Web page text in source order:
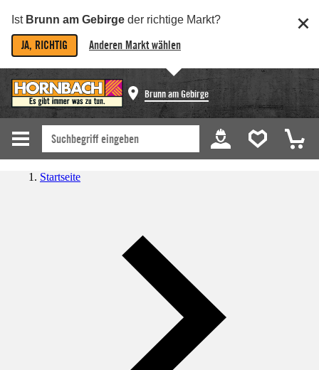
Ist Brunn am Gebirge der richtige Markt?
JA, RICHTIG Anderen Markt wählen
Brunn am Gebirge
Startseite